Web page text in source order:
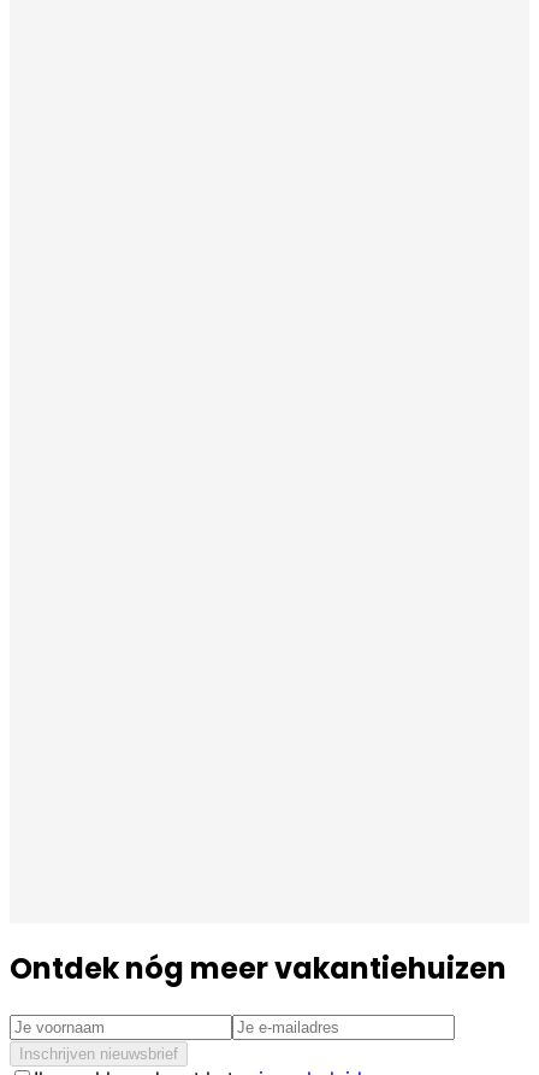
Ontdek nóg meer vakantiehuizen
Inschrijven nieuwsbrief